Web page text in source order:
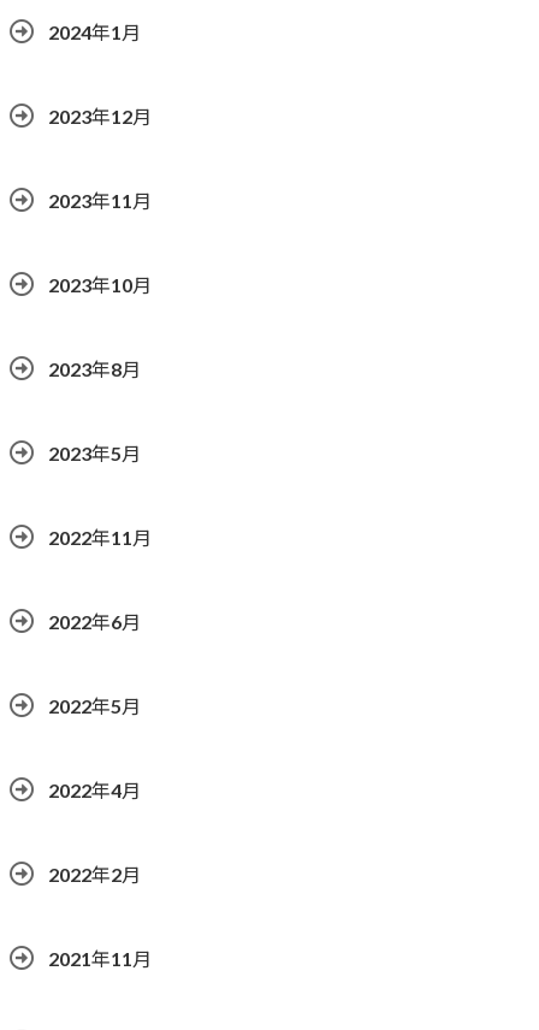
2024年1月
2023年12月
2023年11月
2023年10月
2023年8月
2023年5月
2022年11月
2022年6月
2022年5月
2022年4月
2022年2月
2021年11月